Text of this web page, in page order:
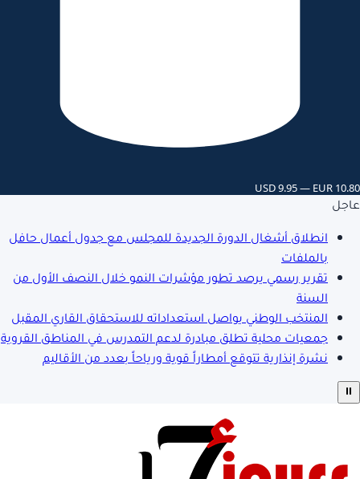
USD 9.95 — EUR 10.80
عاجل
انطلاق أشغال الدورة الجديدة للمجلس مع جدول أعمال حافل
بالملفات
تقرير رسمي يرصد تطور مؤشرات النمو خلال النصف الأول من
السنة
المنتخب الوطني يواصل استعداداته للاستحقاق القاري المقبل
جمعيات محلية تطلق مبادرة لدعم التمدرس في المناطق القروية
نشرة إنذارية تتوقع أمطاراً قوية ورياحاً بعدد من الأقاليم
⏸